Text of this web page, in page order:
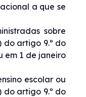
a que se
sobre
do artigo 9.º do
em 1 de janeiro
escolar ou
do artigo 9.º do